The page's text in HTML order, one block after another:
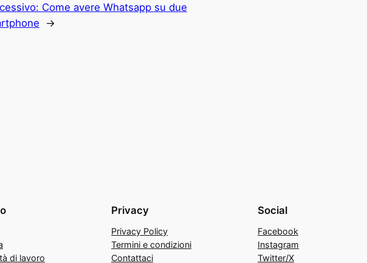
Come avere Whatsapp su due
→
di lavoro
Privacy
Privacy Policy
Termini e condizioni
Contattaci
Social
Facebook
Instagram
Twitter/X